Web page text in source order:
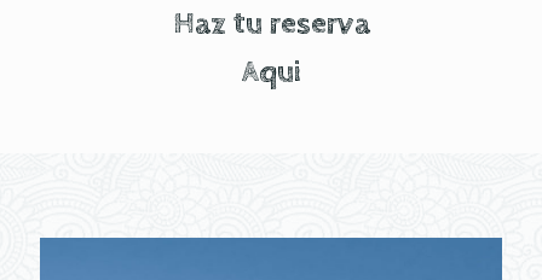
Haz tu reserva
Aqui